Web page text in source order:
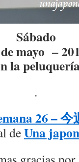
Sábado
mayo –
la
.
26 –
deUna